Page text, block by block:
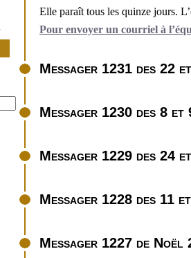
Elle paraît tous les quinze jours.
Pour envoyer un courriel à
Messager 1231 des 22
Messager 1230 des 8
Messager 1229 des 24
Messager 1228 des 11
Messager 1227 de Noël